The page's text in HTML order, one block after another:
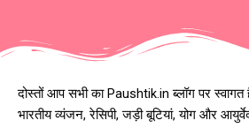
दोस्तों आप सभी का Paushtik.in ब्लॉग पर
भारतीय व्यंजन, रेसिपी, जड़ी बूटियां, योग और